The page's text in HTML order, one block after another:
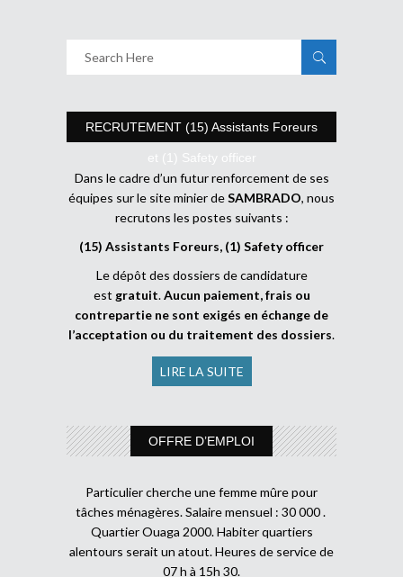
RECRUTEMENT (15) Assistants Foreurs
et (1) Safety officer
Dans le cadre d’un futur renforcement de ses
équipes sur le site minier deSAMBRADO, nous
recrutons les postes suivants :
(15) Assistants Foreurs, (1) Safety officer
Le dépôt des dossiers de candidature
est gratuit.Aucun paiement, frais ou
contrepartie ne sont exigés en échange de
l’acceptation ou du traitement des dossiers.
LIRE LA SUITE
OFFRE D’EMPLOI
Particulier cherche une femme mûre pour
tâches ménagères. Salaire mensuel : 30 000 .
Quartier Ouaga 2000. Habiter quartiers
alentours serait un atout. Heures de service de
07 h à 15h 30.